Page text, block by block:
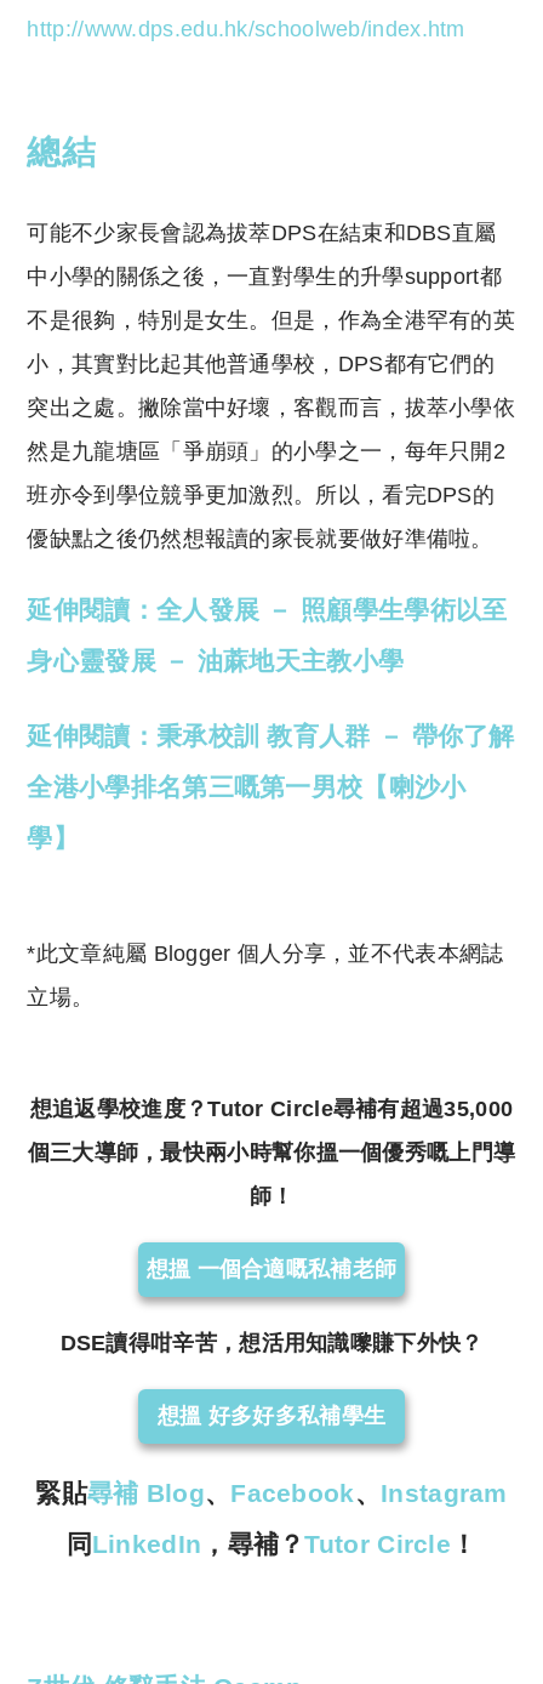
http://www.dps.edu.hk/schoolweb/index.htm
總結
可能不少家長會認為拔萃DPS在結束和DBS直屬
中小學的關係之後，一直對學生的升學support都
不是很夠，特別是女生。但是，作為全港罕有的英
小，其實對比起其他普通學校，DPS都有它們的
突出 之處。撇除當中好壞，客觀而言，拔萃小學依
然是九龍塘區「爭崩頭」的小學之一，每年只開2
班亦令到學位競爭更加激烈。所以，看完DPS的
優缺點之後仍然想報讀的家長就要做好準備啦。
延伸閱讀：全人發展 － 照顧學生學術以至
身心靈發展 － 油蔴地天主教小學
延伸閱讀：秉承校訓 教育人群 － 帶你了解
全港小學排名第三嘅第一男校【喇沙小
學】
*此文章純屬 Blogger 個人分享，並不代表本網誌
立場。
想追返學校進度？Tutor Circle尋補有超過35,000
個三大導師，最快兩小時幫你搵一個優秀嘅上門導
師！
想搵 一個合適嘅私補老師
DSE讀得咁辛苦，想活用知識嚟賺下外快？
想搵 好多好多私補學生
緊貼尋補 Blog、 Facebook、 Instagram
同LinkedIn ，尋補？Tutor Circle ！